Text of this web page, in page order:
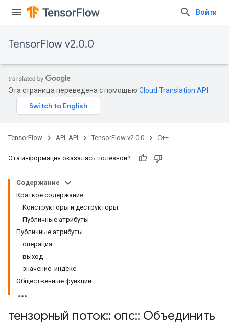
Войти
TensorFlow v2.0.0
Эта страница переведена с помощью Cloud Translation API
TensorFlow API, API TensorFlow v2.0.0 C++
Эта информация оказалась полезной?
Содержание
Краткое содержание
Конструкторы и деструкторы
Публичные атрибуты
Публичные атрибуты
операция
выход
значение_индекс
Общественные функции
тензорный поток:: опс:: Объединить